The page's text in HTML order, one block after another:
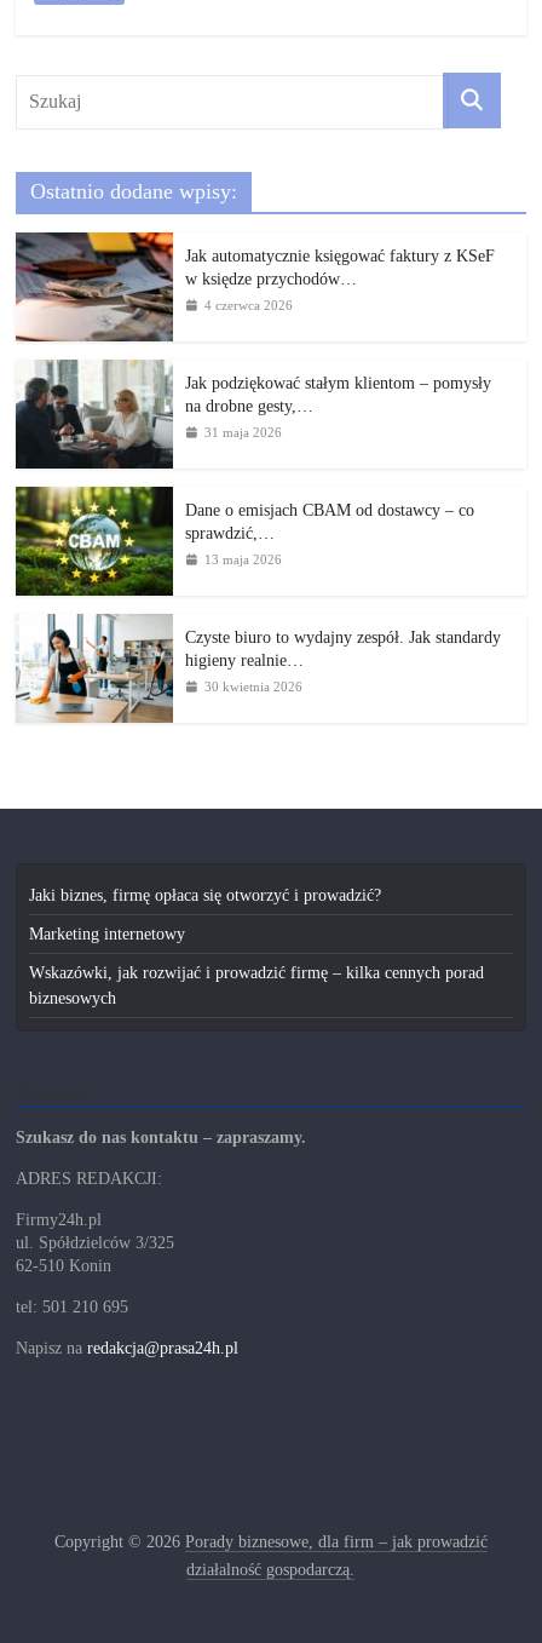
Ostatnio dodane wpisy:
Jak automatycznie księgować faktury z KSeF
w księdze przychodów…
4 czerwca 2026
Jak podziękować stałym klientom – pomysły
na drobne gesty,…
31 maja 2026
Dane o emisjach CBAM od dostawcy – co
sprawdzić,…
13 maja 2026
Czyste biuro to wydajny zespół. Jak standardy
higieny realnie…
30 kwietnia 2026
Jaki biznes, firmę opłaca się otworzyć i prowadzić?
Marketing internetowy
Wskazówki, jak rozwijać i prowadzić firmę – kilka cennych porad
biznesowych
Szukasz do nas kontaktu – zapraszamy.
ADRES REDAKCJI:
Firmy24h.pl
ul. Spółdzielców 3/325
62-510 Konin
tel: 501 210 695
Napisz naredakcja@prasa24h.pl
Copyright © 2026 Porady biznesowe, dla firm – jak prowadzić
działalność gospodarczą.